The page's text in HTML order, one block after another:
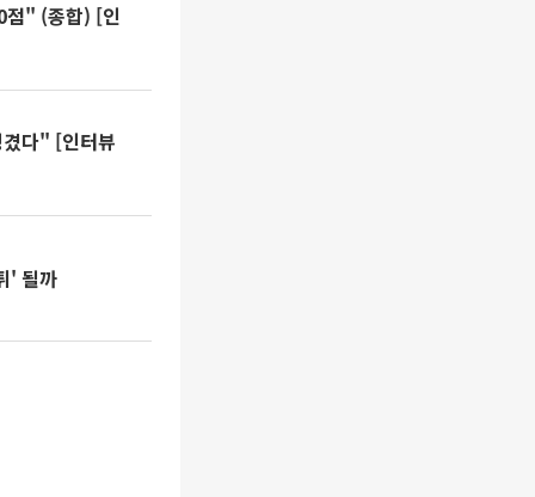
점" (종합) [인
다" [인터뷰
' 될까